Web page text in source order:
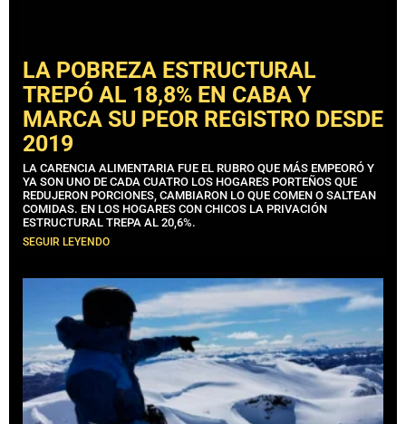
LA POBREZA ESTRUCTURAL
TREPÓ AL 18,8% EN CABA Y
MARCA SU PEOR REGISTRO DESDE
2019
LA CARENCIA ALIMENTARIA FUE EL RUBRO QUE MÁS EMPEORÓ Y
YA SON UNO DE CADA CUATRO LOS HOGARES PORTEÑOS QUE
REDUJERON PORCIONES, CAMBIARON LO QUE COMEN O SALTEAN
COMIDAS. EN LOS HOGARES CON CHICOS LA PRIVACIÓN
ESTRUCTURAL TREPA AL 20,6%.
SEGUIR LEYENDO